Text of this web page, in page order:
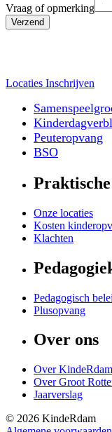
Vraag of opmerking
Verzend
Locaties Inschrijven
Peuteropvang
BSO
Onze locaties
Kosten
Klachten
Pedagogisch
Plusopvang
Over ons
Over KindeRdam
Over Groot
Jaarverslag
© 2026 KindeRdam